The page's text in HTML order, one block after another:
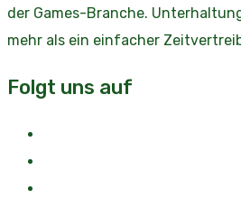
der Games-Branche.
mehr als ein einfacher
Folgt uns auf